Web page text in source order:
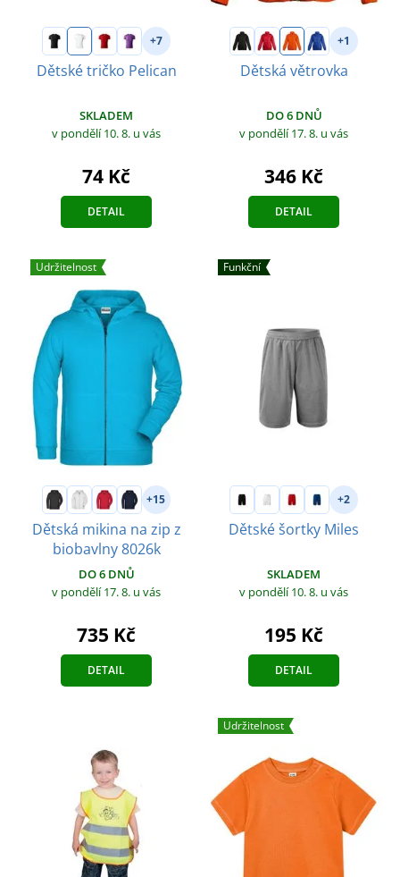
+7
Dětské tričko Pelican
SKLADEM
v pondělí 10. 8. u vás
74 Kč
DETAIL
+1
Dětská větrovka
DO 6 DNŮ
v pondělí 17. 8. u vás
346 Kč
DETAIL
Udržitelnost
+15
Dětská mikina na zip z
biobavlny 8026k
DO 6 DNŮ
v pondělí 17. 8. u vás
735 Kč
DETAIL
Funkční
+2
Dětské šortky Miles
SKLADEM
v pondělí 10. 8. u vás
195 Kč
DETAIL
Udržitelnost